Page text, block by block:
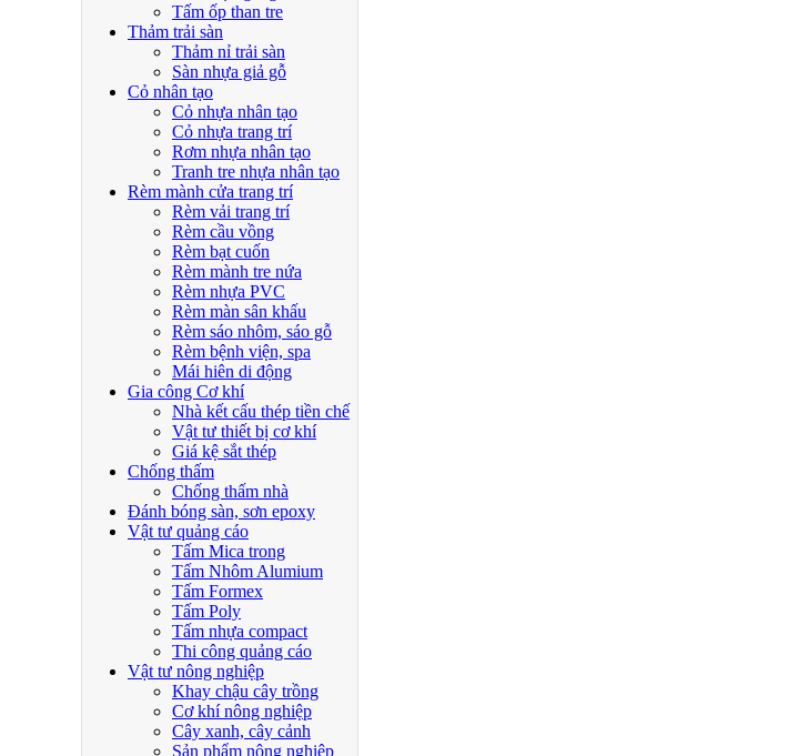
Tấm ốp than tre
Thảm trải sàn
Thảm nỉ trải sàn
Sàn nhựa giả gỗ
Cỏ nhân tạo
Cỏ nhựa nhân tạo
Cỏ nhựa trang trí
Rơm nhựa nhân tạo
Tranh tre nhựa nhân tạo
Rèm mành cửa trang trí
Rèm vải trang trí
Rèm cầu vồng
Rèm bạt cuốn
Rèm mành tre nứa
Rèm nhựa PVC
Rèm màn sân khấu
Rèm sáo nhôm, sáo gỗ
Rèm bệnh viện, spa
Mái hiên di động
Gia công Cơ khí
Nhà kết cấu thép tiền chế
Vật tư thiết bị cơ khí
Giá kệ sắt thép
Chống thấm
Chống thấm nhà
Đánh bóng sàn, sơn epoxy
Vật tư quảng cáo
Tấm Mica trong
Tấm Nhôm Alumium
Tấm Formex
Tấm Poly
Tấm nhựa compact
Thi công quảng cáo
Vật tư nông nghiệp
Khay chậu cây trồng
Cơ khí nông nghiệp
Cây xanh, cây cảnh
Sản phẩm nông nghiệp